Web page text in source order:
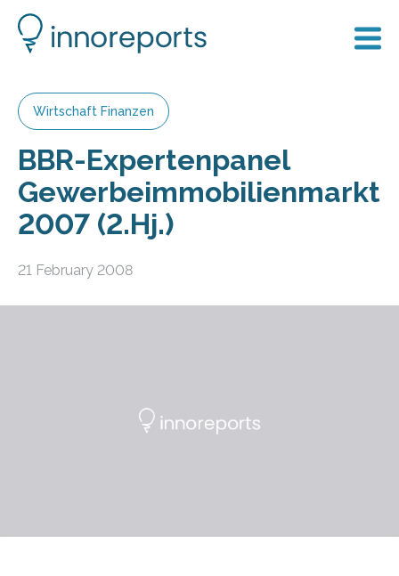
Wirtschaft Finanzen
BBR-Expertenpanel
Gewerbeimmobilienmarkt
2007 (2.Hj.)
21 February 2008